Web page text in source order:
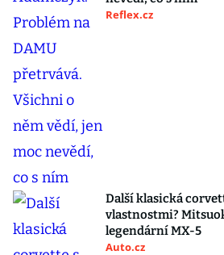
Reflex.cz
Další klasická
vlastnostmi?
legendární MX-5
Auto.cz